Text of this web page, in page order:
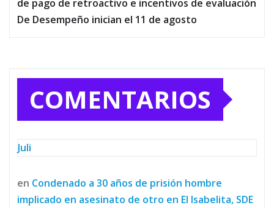
de pago de retroactivo e incentivos de evaluación
De Desempeño inician el 11 de agosto
COMENTARIOS
Juli
en Condenado a 30 años de prisión hombre
implicado en asesinato de otro en El Isabelita, SDE